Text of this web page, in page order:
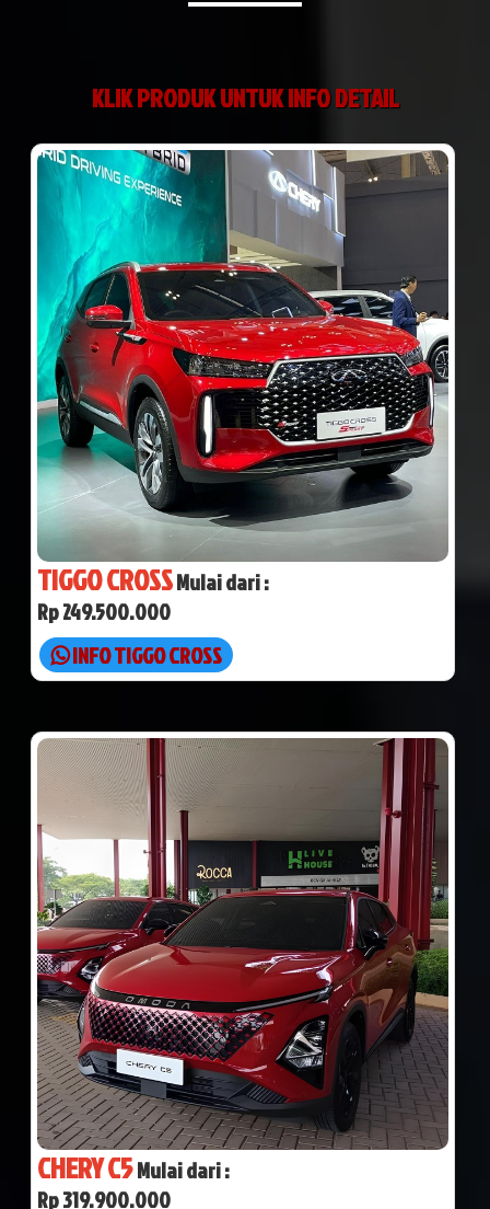
KLIK PRODUK UNTUK INFO DETAIL
TIGGO CROSSMulai dari :
Rp 249.500.000
INFO TIGGO CROSS
CHERY C5Mulai dari :
Rp 319.900.000